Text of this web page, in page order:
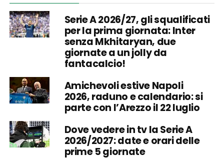
Serie A 2026/27, gli squalificati
per la prima giornata: Inter
senza Mkhitaryan, due
giornate a un jolly da
fantacalcio!
Amichevoli estive Napoli
2026, raduno e calendario: si
parte con l’Arezzo il 22 luglio
Dove vedere in tv la Serie A
2026/2027: date e orari delle
prime 5 giornate